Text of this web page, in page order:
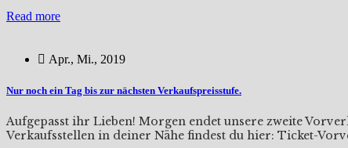
Read more
Apr., Mi., 2019
Nur noch ein Tag bis zur nächsten Verkaufspreisstufe.
Aufgepasst ihr Lieben! Morgen endet unsere zweite
Verkaufsstellen in deiner Nähe findest du hier: Ticket-